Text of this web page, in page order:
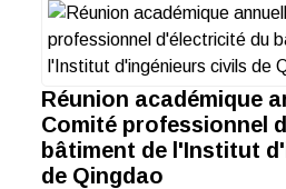
Réunion académique
Comité professionnel
bâtiment de l'Institut
de Qingdao